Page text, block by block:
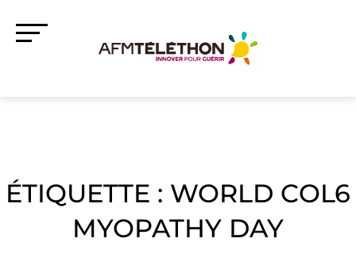
ÉTIQUETTE : WORLD COL6
MYOPATHY DAY